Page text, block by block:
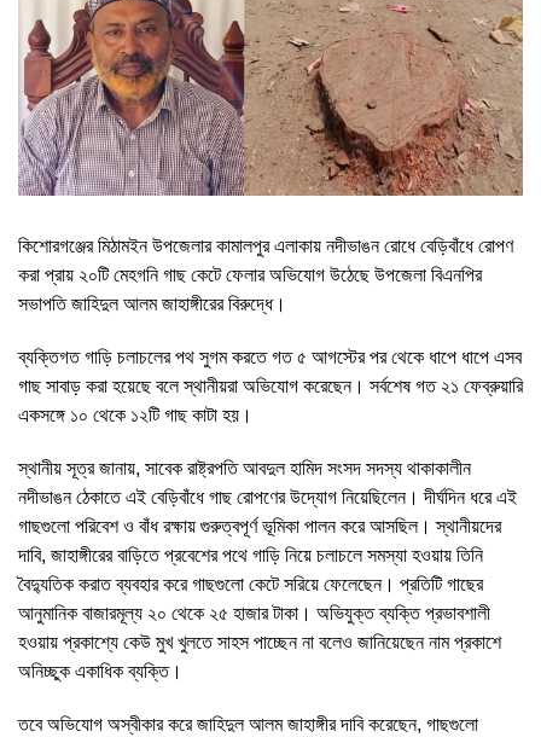
কিশোরগঞ্জের মিঠামইন উপজেলার কামালপুর এলাকায় নদীভাঙন রোধে বেড়িবাঁধে রোপণ
করা প্রায় ২০টি মেহগনি গাছ কেটে ফেলার অভিযোগ উঠেছে উপজেলা বিএনপির
সভাপতি জাহিদুল আলম জাহাঙ্গীরের বিরুদ্ধে।
ব্যক্তিগত গাড়ি চলাচলের পথ সুগম করতে গত ৫ আগস্টের পর থেকে ধাপে ধাপে এসব
গাছ সাবাড় করা হয়েছে বলে স্থানীয়রা অভিযোগ করেছেন। সর্বশেষ গত ২১ ফেব্রুয়ারি
একসঙ্গে ১০ থেকে ১২টি গাছ কাটা হয়।
স্থানীয় সূত্র জানায়, সাবেক রাষ্ট্রপতি আবদুল হামিদ সংসদ সদস্য থাকাকালীন
নদীভাঙন ঠেকাতে এই বেড়িবাঁধে গাছ রোপণের উদ্যোগ নিয়েছিলেন। দীর্ঘদিন ধরে এই
গাছগুলো পরিবেশ ও বাঁধ রক্ষায় গুরুত্বপূর্ণ ভূমিকা পালন করে আসছিল। স্থানীয়দের
দাবি, জাহাঙ্গীরের বাড়িতে প্রবেশের পথে গাড়ি নিয়ে চলাচলে সমস্যা হওয়ায় তিনি
বৈদ্যুতিক করাত ব্যবহার করে গাছগুলো কেটে সরিয়ে ফেলেছেন। প্রতিটি গাছের
আনুমানিক বাজারমূল্য ২০ থেকে ২৫ হাজার টাকা। অভিযুক্ত ব্যক্তি প্রভাবশালী
হওয়ায় প্রকাশ্যে কেউ মুখ খুলতে সাহস পাচ্ছেন না বলেও জানিয়েছেন নাম প্রকাশে
অনিচ্ছুক একাধিক ব্যক্তি।
তবে অভিযোগ অস্বীকার করে জাহিদুল আলম জাহাঙ্গীর দাবি করেছেন, গাছগুলো